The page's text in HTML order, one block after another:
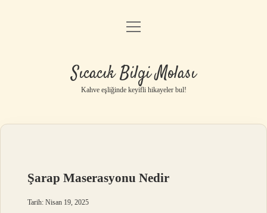
Anasayfa
Yasal Uyarı
menüyü
Sıcacık Bilgi Molası
Kahve eşliğinde keyifli hikayeler bul!
Şarap Maserasyonu Nedir
Tarih: Nisan 19, 2025